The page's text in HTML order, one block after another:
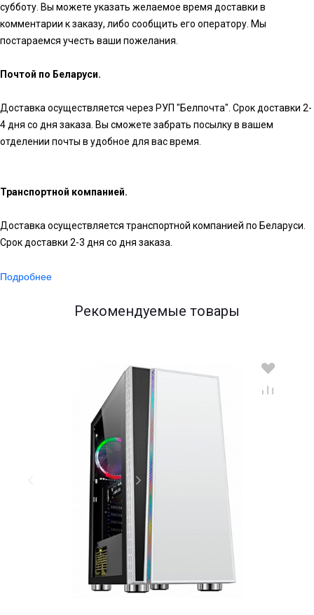
субботу. Вы можете указать желаемое время доставки в
комментарии к заказу, либо сообщить его оператору. Мы
постараемся учесть ваши пожелания.
Почтой по Беларуси.
Доставка осуществляется через РУП "Белпочта". Срок доставки 2-
4 дня со дня заказа. Вы сможете забрать посылку в вашем
отделении почты в удобное для вас время.
Транспортной компанией.
Доставка осуществляется транспортной компанией по Беларуси.
Срок доставки 2-3 дня со дня заказа.
Подробнее
Рекомендуемые товары